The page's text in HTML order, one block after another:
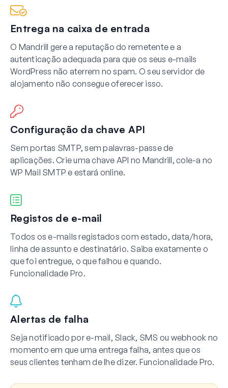
Entrega na caixa de entrada
O Mandrill gere a reputação do remetente e a
autenticação adequada para que os seus e-mails
WordPress não aterrem no spam. O seu servidor de
alojamento não consegue oferecer isso.
Configuração da chave API
Sem portas SMTP, sem palavras-passe de
aplicações. Crie uma chave API no Mandrill, cole-a no
WP Mail SMTP e estará online.
Registos de e-mail
Todos os e-mails registados com estado, data/hora,
linha de assunto e destinatário. Saiba exatamente o
que foi entregue, o que falhou e quando.
Funcionalidade Pro.
Alertas de falha
Seja notificado por e-mail, Slack, SMS ou webhook no
momento em que uma entrega falha, antes que os
seus clientes tenham de lhe dizer. Funcionalidade Pro.